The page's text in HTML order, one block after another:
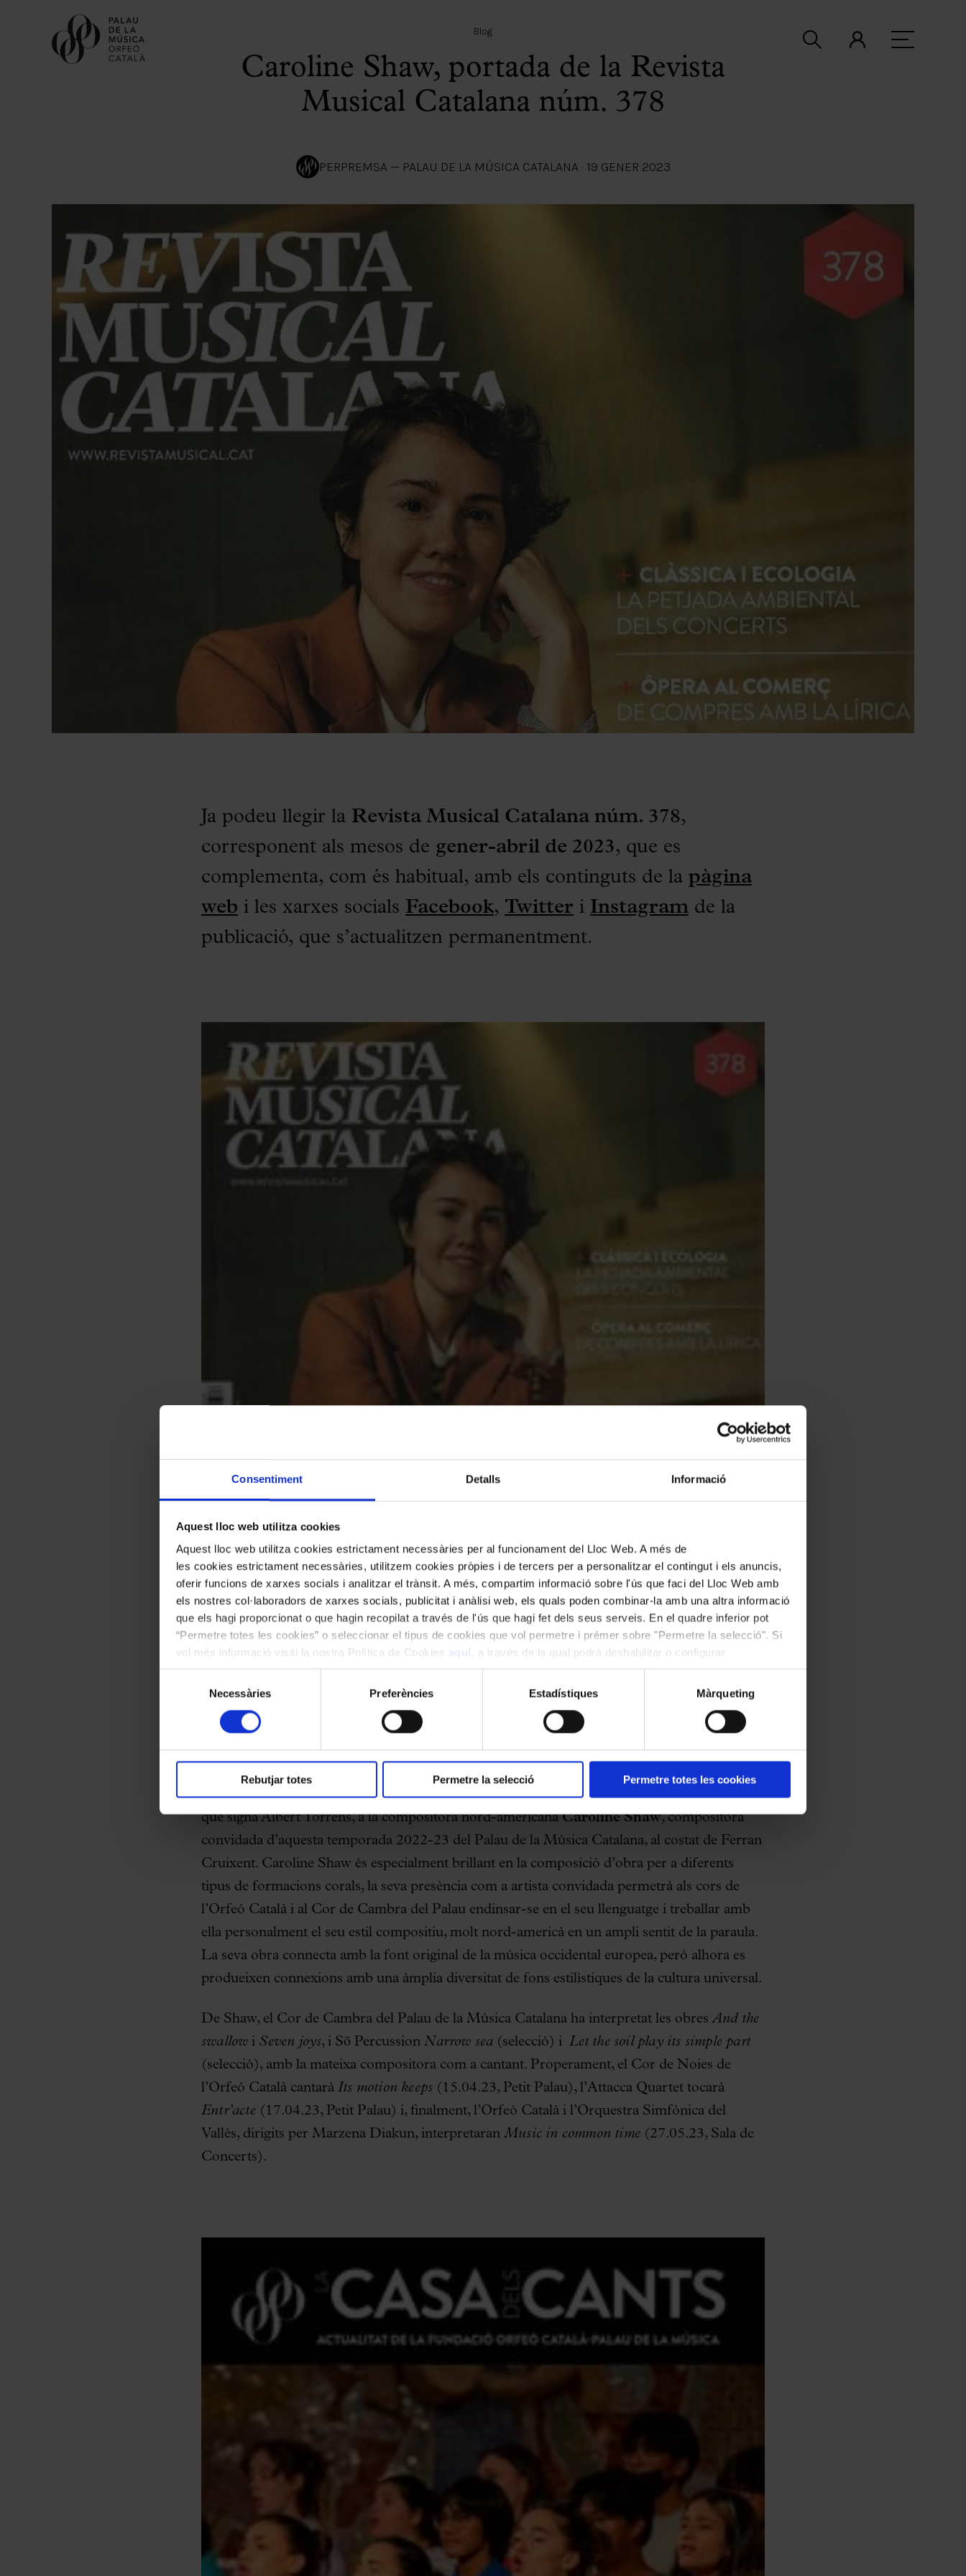
Consentiment Detalls Informació
Aquest lloc web utilitza cookies
Aquest lloc web utilitza cookies estrictament necessàries per al funcionament del Lloc Web. A més de
les cookies estrictament necessàries, utilitzem cookies pròpies i de tercers per a personalitzar el contingut i els anuncis,
oferir funcions de xarxes socials i analitzar el trànsit. A més, compartim informació sobre l'ús que faci del Lloc Web amb
els nostres col·laboradors de xarxes socials, publicitat i anàlisi web, els quals poden combinar-la amb una altra informació
que els hagi proporcionat o que hagin recopilat a través de l'ús que hagi fet dels seus serveis. En el quadre inferior pot
“Permetre totes les cookies” o seleccionar el tipus de cookies que vol permetre i prémer sobre "Permetre la selecció". Si
vol més informació visiti la nostra Política de Cookies aquí
, a través de la qual podrà deshabilitar o configurar
les cookies en qualsevol moment.
consentiment
Necessàries Preferències Estadístiques Màrqueting
Rebutjar totes Permetre la selecció Permetre totes les cookies
Blog
Caroline Shaw, portada de la Revista
Musical Catalana núm. 378
PERPREMSA — PALAU DE LA MÚSICA CATALANA · 19 GENER 2023
Ja podeu llegir la Revista Musical Catalana núm. 378,
corresponent als mesos de gener-abril de 2023, que es
complementa, com és habitual, amb els continguts de la pàgina
web i les xarxes socials Facebook, Twitter i Instagram de la
publicació, que s’actualitzen permanentment.
Aquest nou número de la Revista Musical Catalana dedica la portada i l’entrevista principal,
que signa Albert Torrens, a la compositora nord-americanaCaroline Shaw, compositora
convidada d’aquesta temporada 2022-23 del Palau de la Música Catalana, al costat de Ferran
Cruixent. Caroline Shaw és especialment brillant en la composició d’obra per a diferents
tipus de formacions corals, la seva presència com a artista convidada permetrà als cors de
l’Orfeó Català i al Cor de Cambra del Palau endinsar-se en el seu llenguatge i treballar amb
ella personalment el seu estil compositiu, molt nord-americà en un ampli sentit de la paraula.
La seva obra connecta amb la font original de la música occidental europea, però alhora es
produeixen connexions amb una àmplia diversitat de fons estilístiques de la cultura universal.
De Shaw, el Cor de Cambra del Palau de la Música Catalana ha interpretat les obresAnd the
swallow i Seven joys, i Sō PercussionNarrow sea (selecció) iLet the soil play its simple part
(selecció), amb la mateixa compositora com a cantant. Properament, el Cor de Noies de
l’Orfeó Català cantarà Its motion keeps (15.04.23, Petit Palau), l’Attacca Quartet tocarà
Entr’acte(17.04.23, Petit Palau) i, finalment, l’Orfeó Català i l’Orquestra Simfònica del
Vallès, dirigits per Marzena Diakun, interpretaran Music in common time (27.05.23, Sala de
Concerts).